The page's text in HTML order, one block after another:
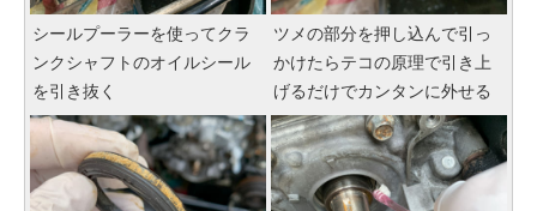
シールプーラーを使ってクラ
ンクシャフトのオイルシール
を引き抜く
ツメの部分を押し込んで引っ
かけたらテコの原理で引き上
げるだけでカンタンに外せる